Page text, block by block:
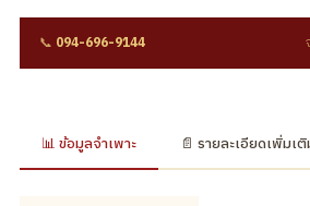
📞 094-696-9144
📊 ข้อมูลจำเพาะ 📄 รายละเอียดเพิ่มเ